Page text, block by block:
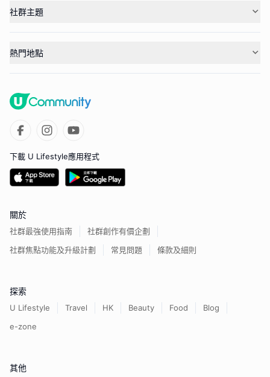
社群主題
熱門地點
下載 U Lifestyle應用程式
關於
社群最強使用指南
社群創作有價企劃
社群焦點功能及升級計劃
常見問題 條款及細則
探索
U Lifestyle Travel HK Beauty Food
Blog
e-zone
其他